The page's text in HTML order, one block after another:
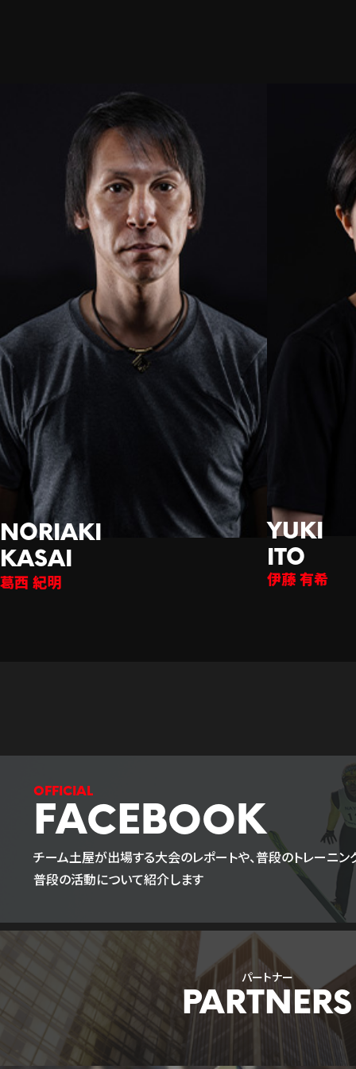
西 紀明 伊藤 有希
FACEBOOK
チーム土屋が出場する大会のレポートや、普段のトレーニン
普段の活動について紹介します
パートナー